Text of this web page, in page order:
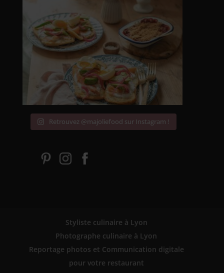
Retrouvez @majoliefood sur Instagram !
Styliste culinaire à Lyon
Photographe culinaire à Lyon
Reportage photos et Communication digitale
pour votre restaurant